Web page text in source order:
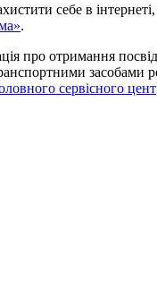
себе в
.
про отримання
засобами
сервісного